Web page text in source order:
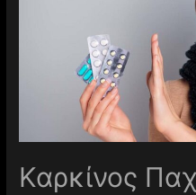
Καρκίνος